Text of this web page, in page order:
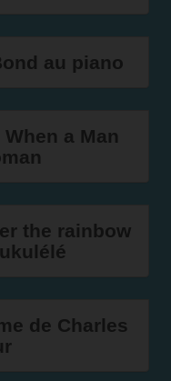
au piano
a Man
the rainbow
de Charles